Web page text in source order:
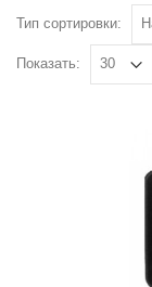
Тип сортировки:
Показать: